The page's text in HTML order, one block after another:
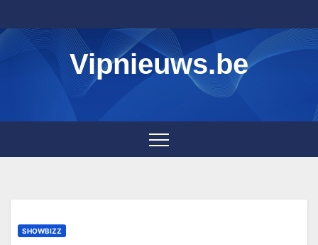
to
content
Vipnieuws.be
SHOWBIZZ